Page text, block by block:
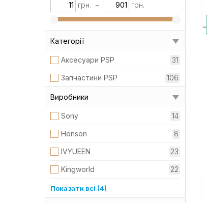
грн. – грн.
Категорії
Аксесуари PSP 31
Запчастини PSP 106
Виробники
Sony 14
Honson 8
IVYUEEN 23
Kingworld 22
GILGOTT
Показати всі (4)